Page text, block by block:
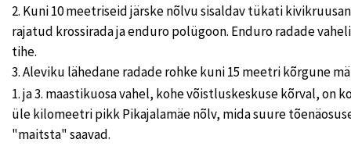
2. Kuni 10 meetriseid järske nõlvu sisaldav tükati
rajatud krossirada ja enduro polügoon. Enduro radade
tihe.
3. Aleviku lähedane radade rohke kuni 15 meetri kõrgune
1. ja 3. maastikuosa vahel, kohe võistluskeskuse kõrval, on
üle kilomeetri pikk Pikajalamäe nõlv, mida suure
"maitsta" saavad.